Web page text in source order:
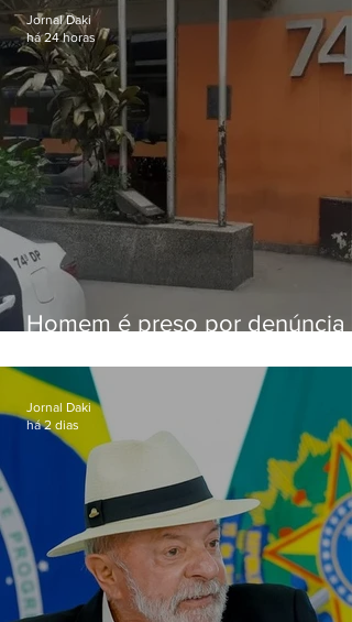
Homem é preso por denúncia
Alcântara
Jornal Daki
há 24 horas
Jornal Daki
há 2 dias